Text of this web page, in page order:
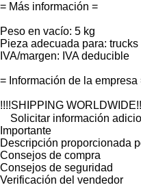
= Más información =
Peso en vacío: 5 kg
Pieza adecuada para: trucks
IVA/margen: IVA deducible
= Información de la empresa
!!!!SHIPPING
Solicitar información
Importante
Descripción proporcionada
Consejos de compra
Consejos de seguridad
Verificación del vendedor